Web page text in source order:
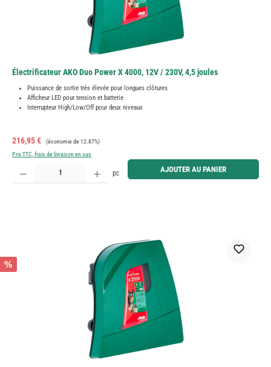
Électrificateur AKO Duo Power X 4000, 12V / 230V, 4,5 joules
Puissance de sortie très élevée pour longues clôtures
Afficheur LED pour tension et batterie
Interrupteur High/Low/Off pour deux niveaux
Prix de vente :
216,95 € Prix régulier :
(économie de 12.87%)
Prix TTC, frais de livraison en sus
Quantité de produit : Entrez la quantité souhaitée ou utilisez les boutons pour augmenter ou
pc AJOUTER AU PANIER
%